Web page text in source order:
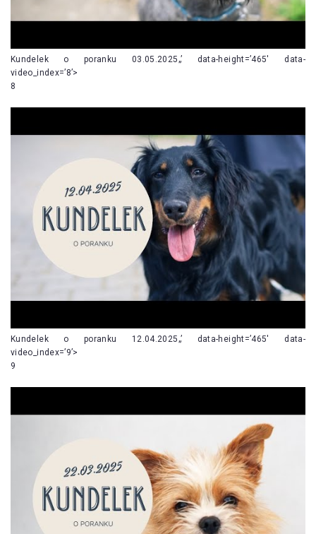
Kundelek o poranku 03.05.2025„’ data-height=’465′ data-
video_index=’8’>
8
Kundelek o poranku 12.04.2025„’ data-height=’465′ data-
video_index=’9’>
9